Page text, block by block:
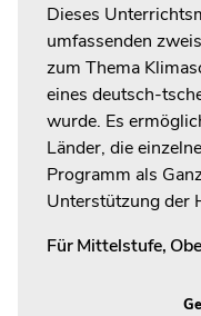
Dieses
umfassenden
zum Thema
eines deutsch-
wurde. Es
Länder, die
Programm als
Unterstützung der
Für Mittelstufe,